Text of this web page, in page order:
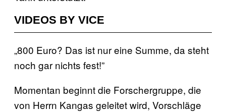
VIDEOS BY VICE
„800 Euro? Das ist nur eine Summe, da steht
noch gar nichts fest!”
Momentan beginnt die Forschergruppe, die
von Herrn Kangas geleitet wird, Vorschläge